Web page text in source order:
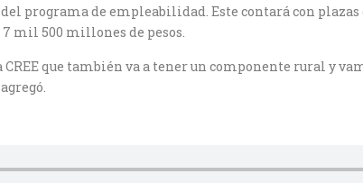
programa de empleabilidad. Este contará con plazas
mil 500 millones de pesos.
que también va a tener un componente rural y